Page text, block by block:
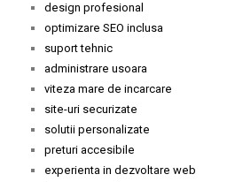
design profesional
optimizare SEO inclusa
suport tehnic
administrare usoara
viteza mare de incarcare
site-uri securizate
solutii personalizate
preturi accesibile
experienta in dezvoltare web